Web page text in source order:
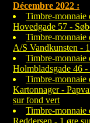
Décembre 2022 :
Timbre-monnaie
Hovedgade 57 -
Timbre-monnaie
A/S Vandkunsten -
Timbre-monnaie
Holmbladsgade 46
Timbre-
Kartonnager -
sur fond vert
Timbre-
Reddersen - 1 øre